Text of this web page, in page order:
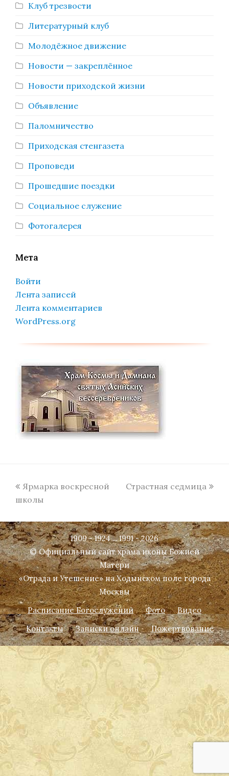
Клуб трезвости
Литературный клуб
Молодёжное движение
Новости — закреплённое
Новости приходской жизни
Объявление
Паломничество
Приходская стенгазета
Проповеди
Прошедшие поездки
Социальное служение
Фотогалерея
Мета
Войти
Лента записей
Лента комментариев
WordPress.org
previous
post:
Ярмарка воскресной
школы
next
Страстная седмица
1909 - 1924 ... 1991 - 2026
© Официальный сайт храма иконы Божией
Матери
«Отрада и Утешение» на Ходынском поле города
Москвы
Расписание Богослужений
Фото
Видео
Контакты
Записки онлайн Пожертвование